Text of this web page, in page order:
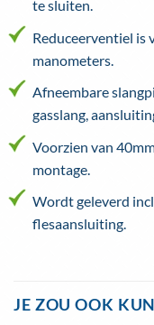
te sluiten.
Reduceerventiel is
manometers.
Afneembare
gasslang,
Voorzien van
montage.
Wordt geleverd
flesaansluiting.
JE ZOU OOK